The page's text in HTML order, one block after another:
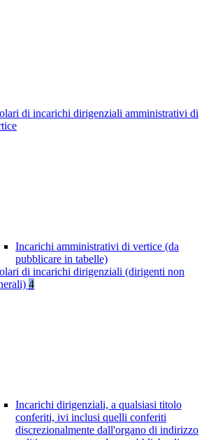
di incarichi dirigenziali amministrativi di
Incarichi amministrativi di vertice (da
pubblicare in tabelle)
di incarichi dirigenziali (dirigenti non
4
Incarichi dirigenziali, a qualsiasi titolo
conferiti, ivi inclusi quelli conferiti
discrezionalmente dall'organo di indirizzo